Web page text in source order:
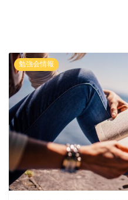
勉強会情報